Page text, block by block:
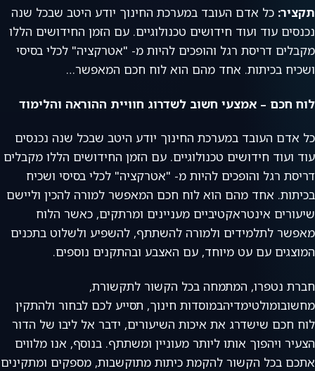
תקציר: כל אדם העובד במערכת החינוך יודע היטב שבכל שנה
נכנסים עוד ועוד חידושים טכנולוגיים. עם הזמן החידושים הללו
מקבלים דריסת רגל והופכים להיות מ- "אטרקציה" לכלי בסיסי
ושכיח בכיתות. אחד מהם הוא לוח חכם המאפשר…
לוח חכם – אמצעי חשוב לשדרוג חוויית ההוראה והלימוד
כל אדם העובד במערכת החינוך יודע היטב שבכל שנה נכנסים
עוד ועוד חידושים טכנולוגיים. עם הזמן החידושים הללו מקבלים
דריסת רגל והופכים להיות מ- "אטרקציה" לכלי בסיסי ושכיח
בכיתות. אחד מהם הוא לוח חכם המאפשר למורה להכין וליישם
שיעורים אינטראקטיביים מעניינים ומרתקים, כאשר הלוח
מאפשר לתלמידים ולמורה להשתתף, להשפיע ולשלוט בתכנים
המוצגים עם עט מיוחד, עם האצבע ובהתקנים נוספים.
חברת נטפרו, המתמחה בכל הקשור לתקשורת,
מחשובומולטימדיהבמוסדות חינוך, תסייע לכם לבחור ולהתקין
לוח חכם שישדרג את איכות השיעורים, ידבר אל ליבו של הדור
הצעיר ויהפוך אותו ליותר מעוניין ומשתתף. בנוסף, אנו מלווים
אתכם בכל הקשור להקמת כיתות מתוקשבות, מספקים ומתקינים